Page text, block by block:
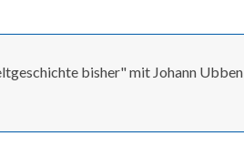
bisher" mit Johann Ubben